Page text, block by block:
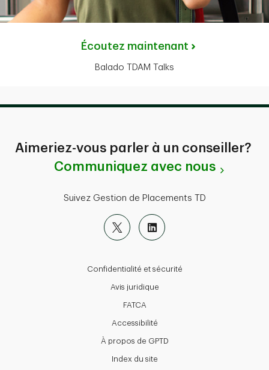
Écoutez maintenant
Balado TDAM Talks
Aimeriez-vous parler à un conseiller?
Communiquez avec nous
Suivez Gestion de Placements TD
Confidentialité et sécurité
Avis juridique
FATCA
Accessibilité
À propos de GPTD
Index du site